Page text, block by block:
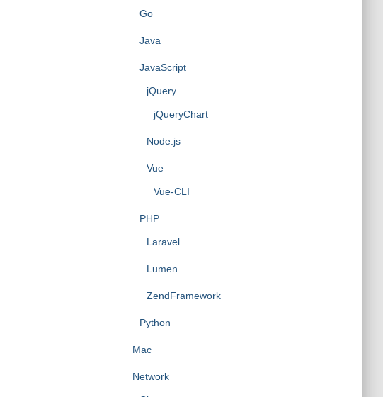
Go
Java
JavaScript
jQuery
jQueryChart
Node.js
Vue
Vue-CLI
PHP
Laravel
Lumen
ZendFramework
Python
Mac
Network